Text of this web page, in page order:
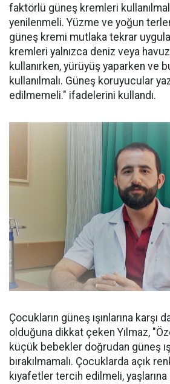
faktörlü güneş kremleri
yenilenmeli. Yüzme ve yoğun
güneş kremi mutlaka tekrar
kremleri yalnızca deniz veya
kullanırken, yürüyüş yaparken ve
kullanılmalı. Güneş koruyucular
edilmemeli." ifadelerini kullandı.
Çocukların güneş ışınlarına karşı
olduğuna dikkat çeken Yılmaz,
küçük bebekler doğrudan güneş
bırakılmamalı. Çocuklarda açık
kıyafetler tercih edilmeli,